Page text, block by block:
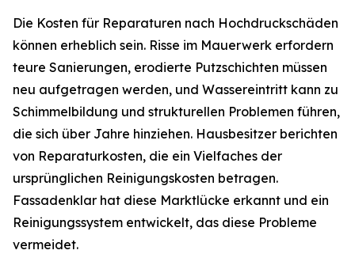
Die Kosten für Reparaturen nach Hochdruckschäden
können erheblich sein. Risse im Mauerwerk erfordern
teure Sanierungen, erodierte Putzschichten müssen
neu aufgetragen werden, und Wassereintritt kann zu
Schimmelbildung und strukturellen Problemen führen,
die sich über Jahre hinziehen. Hausbesitzer berichten
von Reparaturkosten, die ein Vielfaches der
ursprünglichen Reinigungskosten betragen.
Fassadenklar hat diese Marktlücke erkannt und ein
Reinigungssystem entwickelt, das diese Probleme
vermeidet.